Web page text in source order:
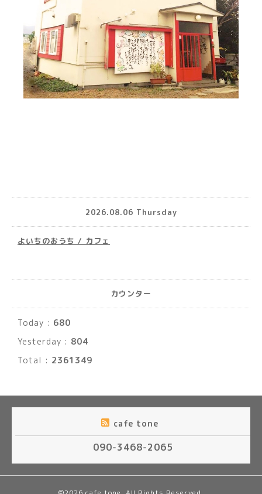
2026.08.06 Thursday
よいちのおうち / カフェ
カウンター
Today : 680
Yesterday : 804
Total : 2361349
cafe tone
090-3468-2065